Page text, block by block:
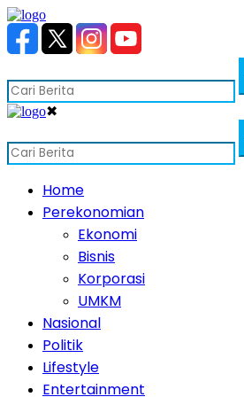
✖
Home
Perekonomian
Ekonomi
Bisnis
Korporasi
UMKM
Nasional
Politik
Lifestyle
Entertainment